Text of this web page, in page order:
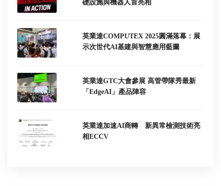
礎設施與機器人首亮相
英業達COMPUTEX 2025圓滿落幕：展
示次世代AI基建與智慧應用藍圖
英業達GTC大會參展 高管帶隊秀最新
「EdgeAI」產品陣容
英業達加速AI商轉 新異常檢測技術亮
相ECCV